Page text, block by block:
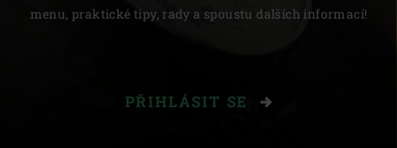
menu, praktické tipy, rady a spoustu dalších informací!
PŘIHLÁSIT SE